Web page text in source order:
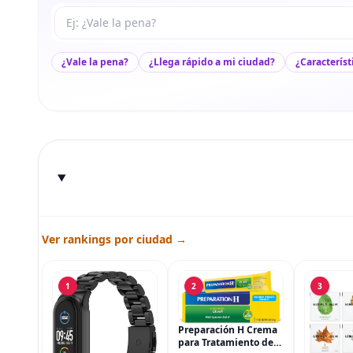
Tu pregunta a Max
¿Vale la pena? ¿Llega rápido a mi ciudad?
Ver rankings por ciudad →
1 2
Preparación H Crema
para Tratamiento de
3